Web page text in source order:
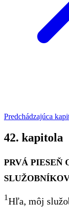
Predchádzajúca
42. kapitola
PRVÁ PIESEŇ
1Hľa, môj